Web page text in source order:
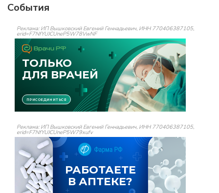
События
Реклама: ИП Вышковский Евгений Геннадьевич, ИНН 770406387105,
erid=F7NfYUJCUneP5W78VwNF
Реклама: ИП Вышковский Евгений Геннадьевич, ИНН 770406387105,
erid=F7NfYUJCUneP5W79xufv